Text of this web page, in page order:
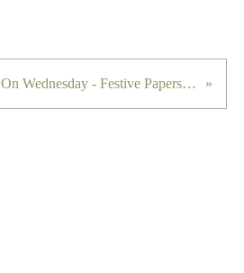
Around The World On Wednesday - Festive Paperscapes